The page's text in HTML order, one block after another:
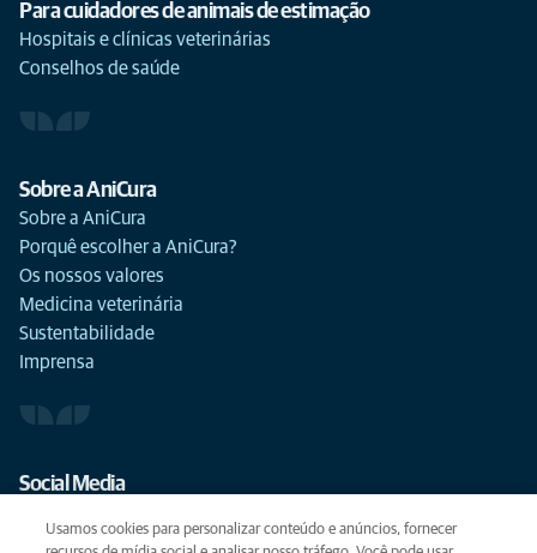
Para cuidadores de animais de estimação
Hospitais e clínicas veterinárias
Conselhos de saúde
Sobre a AniCura
Sobre a AniCura
Porquê escolher a AniCura?
Os nossos valores
Medicina veterinária
Sustentabilidade
Imprensa
Social Media
Usamos cookies para personalizar conteúdo e anúncios, fornecer